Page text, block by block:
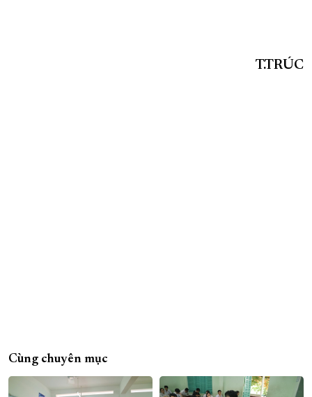
T.TRÚC
Cùng chuyên mục